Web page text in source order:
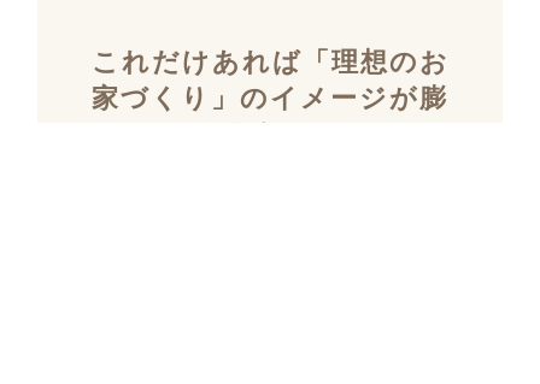
これだけあれば「理想のお
家づくり」のイメージが膨